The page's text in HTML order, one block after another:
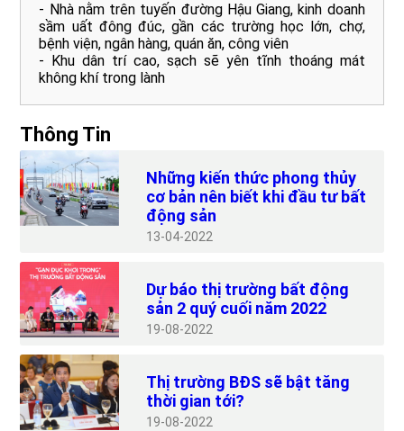
- Nhà nằm trên tuyến đường Hậu Giang, kinh doanh
sầm uất đông đúc, gần các trường học lớn, chợ,
bệnh viện, ngân hàng, quán ăn, công viên
- Khu dân trí cao, sạch sẽ yên tĩnh thoáng mát
không khí trong lành
Thông Tin
Những kiến thức phong thủy
cơ bản nên biết khi đầu tư bất
động sản
13 04-2022
Dự báo thị trường bất động
sản 2 quý cuối năm 2022
19 08-2022
Thị trường BĐS sẽ bật tăng
thời gian tới?
19 08-2022